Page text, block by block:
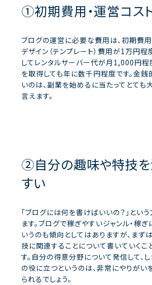
①初期費用・運営コス
ブログの運営に必要な費用は、初期費
デザイン（テンプレート）費用が1万円程
してレンタルサーバー代が月1,000円程
を取得しても年に数千円程度です。金
いのは、副業を始めるに当たってとても
言えます。
②自分の趣味や特技を
すい
「ブログには何を書けばいいの？」とい
ます。ブログで稼ぎやすいジャンル・稼ぎ
いうのも傾向としてはありますが、まず
技に関連することについて書いていくこ
す。自分の得意分野について発信して、
の役に立つというのは、非常にやりがい
られるでしょう。